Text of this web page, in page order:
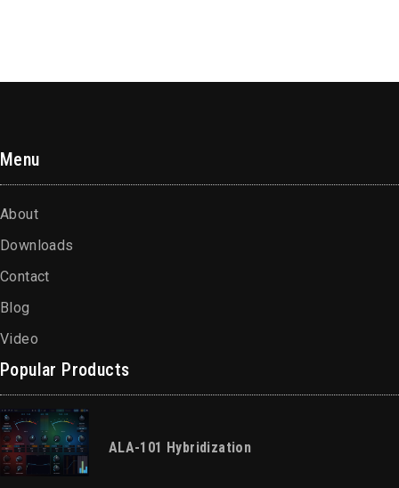
Menu
About
Downloads
Contact
Blog
Video
Popular Products
ALA-101 Hybridization